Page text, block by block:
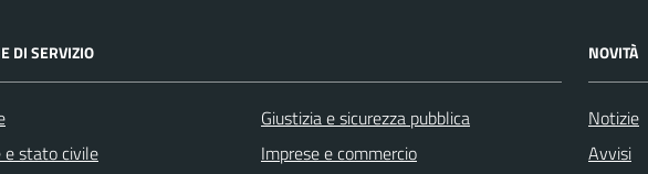
DI SERVIZIO
e stato civile
Giustizia e sicurezza pubblica
Imprese e commercio
NOVITÀ
Notizie
Avvisi